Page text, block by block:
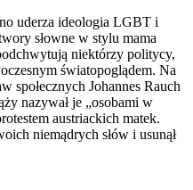
uderza ideologia LGBT i
słowne w stylu mama
niektórzy politycy,
światopoglądem. Na
społecznych Johannes Rauch
nazywał je „osobami w
austriackich matek.
niemądrych słów i usunął